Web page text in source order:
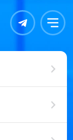
Контакты Меню